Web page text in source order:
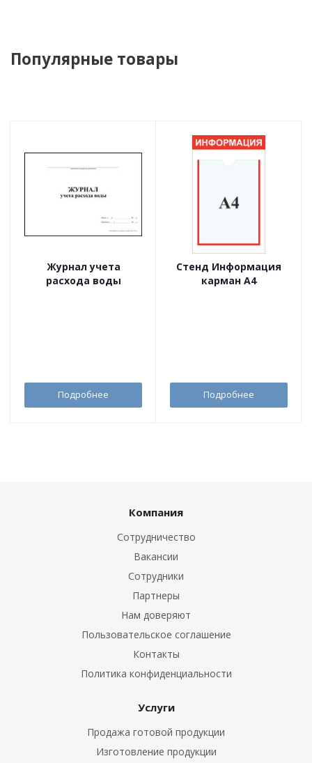
Популярные товары
Журнал учета
расхода воды
Подробнее
Стенд Информация
карман А4
Подробнее
Компания
Сотрудничество
Вакансии
Сотрудники
Партнеры
Нам доверяют
Пользовательское соглашение
Контакты
Политика конфиденциальности
Услуги
Продажа готовой продукции
Изготовление продукции